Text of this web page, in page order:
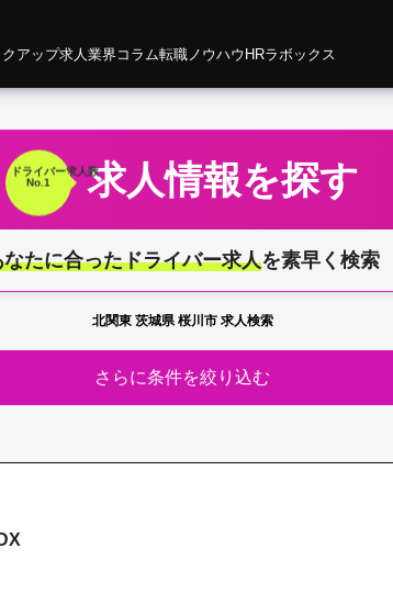
クアップ求人業界コラム転職ノウハウ HRラボックス
ドライバー求人数
No.1
求人情報を探す
なたに合ったドライバー求人を素早く検索
北関東 茨城県 桜川市 求人検索
さらに条件を絞り込む